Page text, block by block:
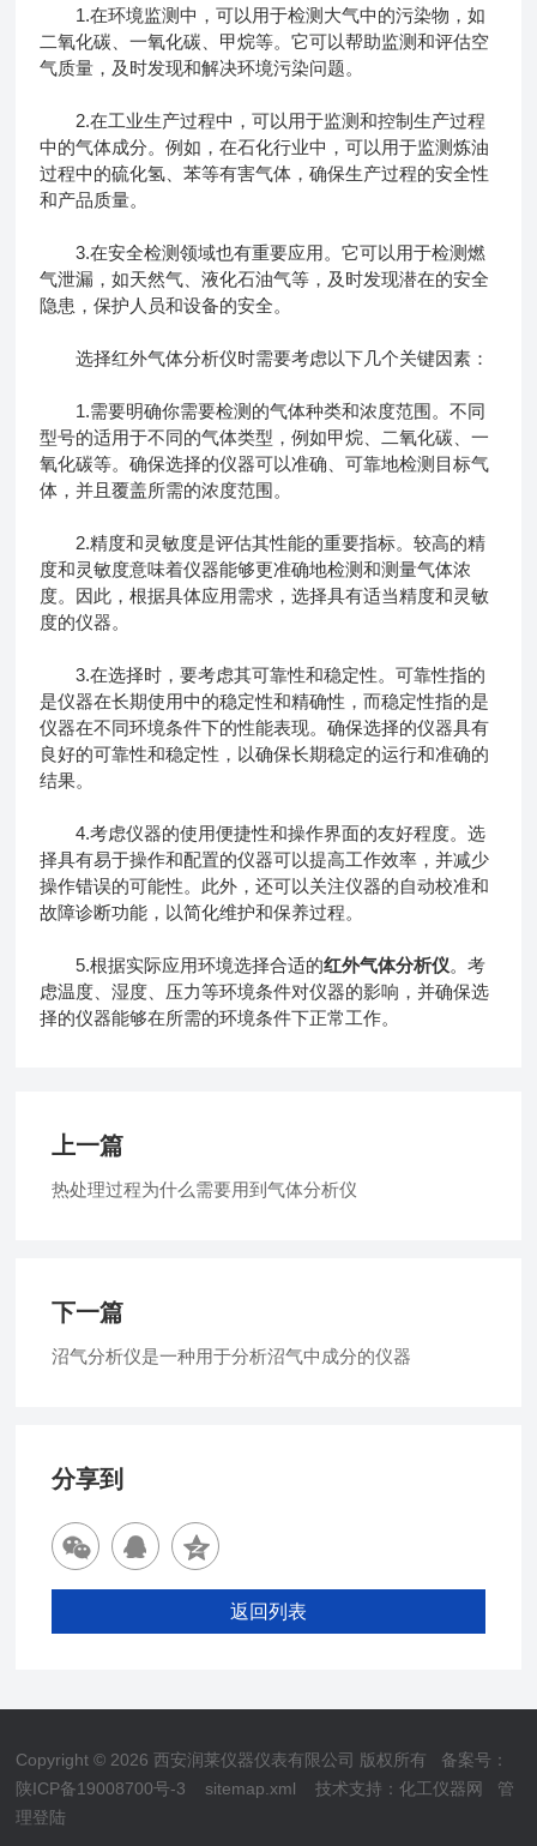
1.在环境监测中，可以用于检测大气中的污染物，如
二氧化碳、一氧化碳、甲烷等。它可以帮助监测和评估空
气质量，及时发现和解决环境污染问题。
2.在工业生产过程中，可以用于监测和控制生产过程
中的气体成分。例如，在石化行业中，可以用于监测炼油
过程中的硫化氢、苯等有害气体，确保生产过程的安全性
和产品质量。
3.在安全检测领域也有重要应用。它可以用于检测燃
气泄漏，如天然气、液化石油气等，及时发现潜在的安全
隐患，保护人员和设备的安全。
选择红外气体分析仪时需要考虑以下几个关键因素：
1.需要明确你需要检测的气体种类和浓度范围。不同
型号的适用于不同的气体类型，例如甲烷、二氧化碳、一
氧化碳等。确保选择的仪器可以准确、可靠地检测目标气
体，并且覆盖所需的浓度范围。
2.精度和灵敏度是评估其性能的重要指标。较高的精
度和灵敏度意味着仪器能够更准确地检测和测量气体浓
度。因此，根据具体应用需求，选择具有适当精度和灵敏
度的仪器。
3.在选择时，要考虑其可靠性和稳定性。可靠性指的
是仪器在长期使用中的稳定性和精确性，而稳定性指的是
仪器在不同环境条件下的性能表现。确保选择的仪器具有
良好的可靠性和稳定性，以确保长期稳定的运行和准确的
结果。
4.考虑仪器的使用便捷性和操作界面的友好程度。选
择具有易于操作和配置的仪器可以提高工作效率，并减少
操作错误的可能性。此外，还可以关注仪器的自动校准和
故障诊断功能，以简化维护和保养过程。
5.根据实际应用环境选择合适的红外气体分析仪。考
虑温度、湿度、压力等环境条件对仪器的影响，并确保选
择的仪器能够在所需的环境条件下正常工作。
上一篇
热处理过程为什么需要用到气体分析仪
下一篇
沼气分析仪是一种用于分析沼气中成分的仪器
分享到
返回列表
Copyright © 2026 西安润莱仪器仪表有限公司 版权所有 备案号：
陕ICP备19008700号-3
sitemap.xml 技术支持：化工仪器网
管
理登陆